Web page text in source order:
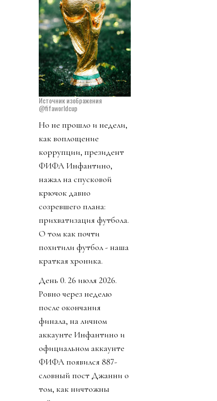
Источник изображения
@fifaworldcup
Но не прошло и недели,
как воплощение
коррупции, президент
ФИФА Инфантино,
нажал на спусковой
крючок давно
созревшего плана:
прихватизация футбола.
О том как почти
похитили футбол - наша
краткая хроника.
День 0. 26 июля 2026.
Ровно через неделю
после окончания
финала, на личном
аккаунте Инфантино и
официальном аккаунте
ФИФА появился 887-
словный пост Джанни о
том, как ничтожны